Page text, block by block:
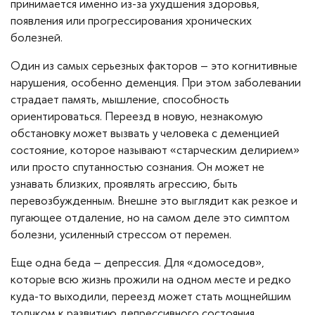
принимается именно из-за ухудшения здоровья,
появления или прогрессирования хронических
болезней.
Один из самых серьезных факторов – это когнитивные
нарушения, особенно деменция. При этом заболевании
страдает память, мышление, способность
ориентироваться. Переезд в новую, незнакомую
обстановку может вызвать у человека с деменцией
состояние, которое называют «старческим делирием»
или просто спутанностью сознания. Он может не
узнавать близких, проявлять агрессию, быть
перевозбужденным. Внешне это выглядит как резкое и
пугающее отдаление, но на самом деле это симптом
болезни, усиленный стрессом от перемен.
Еще одна беда – депрессия. Для «домоседов»,
которые всю жизнь прожили на одном месте и редко
куда-то выходили, переезд может стать мощнейшим